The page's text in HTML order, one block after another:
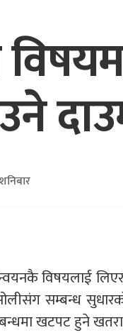
विषयलाई
सम्बन्ध
खटपट हुने